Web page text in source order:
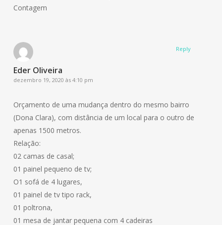
Contagem
Eder Oliveira
dezembro 19, 2020 às 4:10 pm
Orçamento de uma mudança dentro do mesmo bairro
(Dona Clara), com distância de um local para o outro de
apenas 1500 metros.
Relação:
02 camas de casal;
01 painel pequeno de tv;
O1 sofá de 4 lugares,
01 painel de tv tipo rack,
01 poltrona,
01 mesa de jantar pequena com 4 cadeiras
Reply